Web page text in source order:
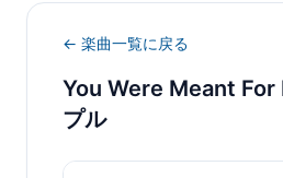
← 楽曲一覧に戻る
You Were Meant For
プル